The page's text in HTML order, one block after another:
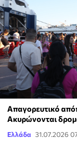
Απαγορευτικό
Ακυρώνονται
Ελλάδα 31.07.2026